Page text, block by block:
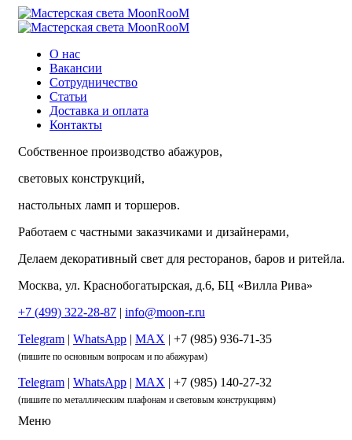
О нас
Вакансии
Сотрудничество
Статьи
Доставка и оплата
Контакты
Собственное производство абажуров,
световых конструкций,
настольных ламп и торшеров.
Работаем с частными заказчиками и дизайнерами,
Делаем декоративный свет для ресторанов, баров и ритейла.
Москва, ул. Краснобогатырская, д.6, БЦ «Вилла Рива»
+7 (499) 322-28-87 | info@moon-r.ru
Telegram | WhatsApp | MAX | +7 (985) 936-71-35
(пишите по основным вопросам и по абажурам)
Telegram | WhatsApp | MAX | +7 (985) 140-27-32
(пишите по металлическим плафонам и световым конструкциям)
Меню